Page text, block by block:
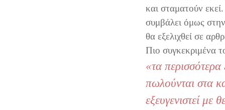
και σταματούν
συμβάλει όμως
θα εξελιχθεί σε
Πιο συγκεκριμένα
«τα
πωλούνται στα
εξευγενιστεί με